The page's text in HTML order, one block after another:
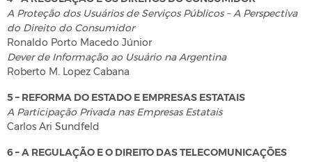
A Proteção dos Usuários de Serviços Públicos – A Perspectiva
do Direito do Consumidor
Ronaldo Porto Macedo Júnior
Dever de Informação ao Usuário na Argentina
Roberto M. Lopez Cabana
5 – REFORMA DO ESTADO E EMPRESAS ESTATAIS
A Participação Privada nas Empresas Estatais
Carlos Ari Sundfeld
6 – A REGULAÇÃO E O DIREITO DAS TELECOMUNICAÇÕES